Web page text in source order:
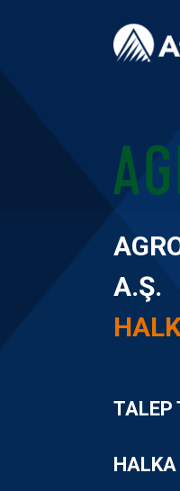
A.Ş.
TALEP